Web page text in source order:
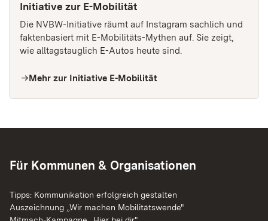
Initiative zur E-Mobilität
Die NVBW-Initiative räumt auf Instagram sachlich und
faktenbasiert mit E-Mobilitäts-Mythen auf. Sie zeigt,
wie alltagstauglich E-Autos heute sind.
arrow_rightMehr zur Initiative E-Mobilität
Für Kommunen & Organisationen
Tipps: Kommunikation erfolgreich gestalten
Auszeichnung „Wir machen Mobilitätswende"